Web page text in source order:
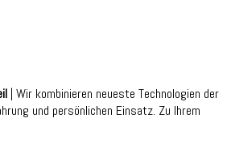
| Wir kombinieren neueste Technologien der
und persönlichen Einsatz. Zu Ihrem